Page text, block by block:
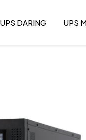
UPS DARING UPS